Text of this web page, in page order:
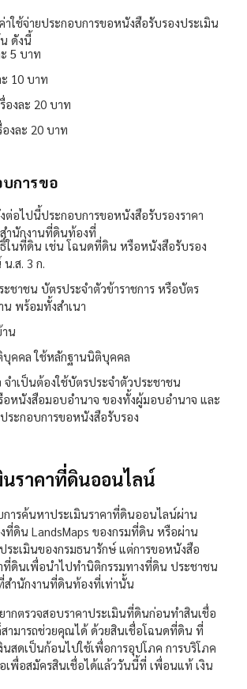
ใช้จ่ายประกอบการขอหนังสือรับรองประเมิน
ดังนี้
5 บาท
10 บาท
องละ 20 บาท
งละ 20 บาท
บการขอ
ต่อไปนี้ประกอบการขอหนังสือรับรองราคา
ำนักงานที่ดินท้องที่
ในที่ดิน เช่น โฉนดที่ดิน หรือหนังสือรับรอง
น.ส. 3 ก.
ชาชน บัตรประจำตัวข้าราชการ หรือบัตร
พร้อมทั้งสำเนา
น
คคล ใช้หลักฐานนิติบุคคล
ำเป็นต้องใช้บัตรประจำตัวประชาชน
หนังสือมอบอำนาจ ของทั้งผู้มอบอำนาจ และ
ระกอบการขอหนังสือรับรอง
นราคาที่ดินออนไลน์
ารค้นหาประเมินราคาที่ดินออนไลน์ผ่าน
ดิน LandsMaps ของกรมที่ดิน หรือผ่าน
ระเมินของกรมธนารักษ์ แต่การขอหนังสือ
ที่ดินเพื่อนำไปทำนิติกรรมทางที่ดิน ประชาชน
ำนักงานที่ดินท้องที่เท่านั้น
กตรวจสอบราคาประเมินที่ดินก่อนทำสินเชื่อ
ามารถช่วยคุณได้ ด้วยสินเชื่อโฉนดที่ดิน ที่
สดเป็นก้อนไปใช้เพื่อการอุปโภค การบริโภค
เพื่อสมัครสินเชื่อได้แล้ววันนี้ที่ เพื่อนแท้ เงิน